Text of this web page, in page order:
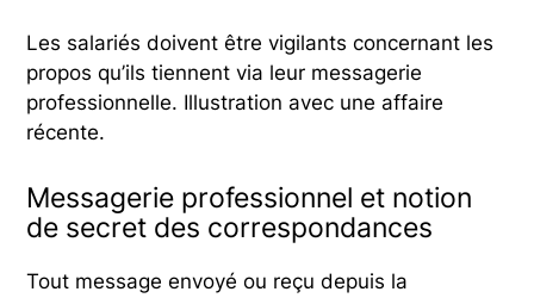
Les salariés doivent être vigilants concernant les
propos qu’ils tiennent via leur messagerie
professionnelle. Illustration avec une affaire
récente.
Messagerie professionnel et notion
de secret des correspondances
Tout message envoyé ou reçu depuis la